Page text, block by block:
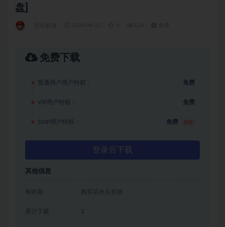
盘]
免费下载
普通用户用户特权： 免费
VIP用户特权： 免费
SVIP用户特权： 免费
登录后下载
其他信息
有效期 购买后永久有效
累计下载 2